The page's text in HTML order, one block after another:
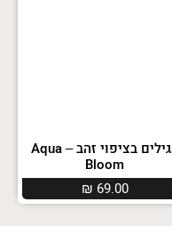
עגילים בציפוי זהב – Aqua
Bloom
₪ 69.00